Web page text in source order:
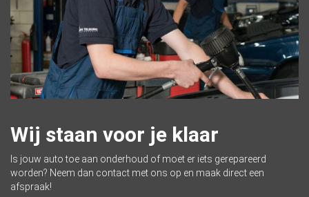
Wij staan voor je klaar
Is jouw auto toe aan onderhoud of moet er iets gerepareerd
worden? Neem dan contact met ons op en maak direct een
afspraak!